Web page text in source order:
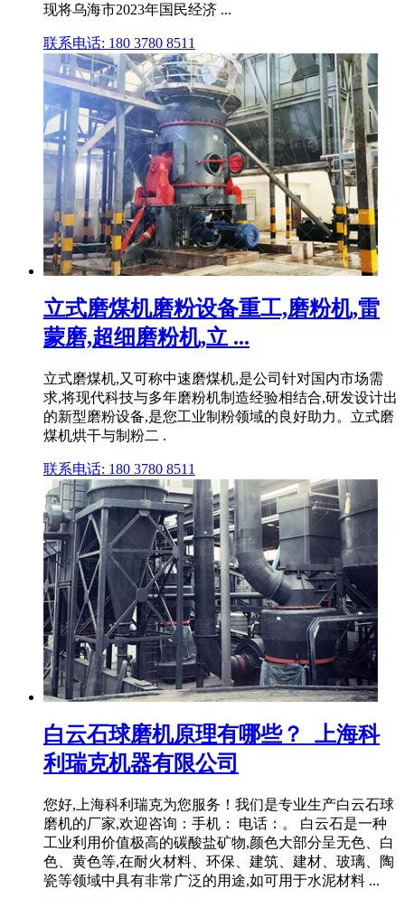
现将乌海市2023年国民经济 ...
联系电话: 180 3780 8511
立式磨煤机磨粉设备重工,磨粉机,雷
蒙磨,超细磨粉机,立 ...
立式磨煤机,又可称中速磨煤机,是公司针对国内市场需
求,将现代科技与多年磨粉机制造经验相结合,研发设计出
的新型磨粉设备,是您工业制粉领域的良好助力。立式磨
煤机烘干与制粉二 .
联系电话: 180 3780 8511
白云石球磨机原理有哪些？_上海科
利瑞克机器有限公司
您好,上海科利瑞克为您服务！我们是专业生产白云石球
磨机的厂家,欢迎咨询：手机： 电话：。 白云石是一种
工业利用价值极高的碳酸盐矿物,颜色大部分呈无色、白
色、黄色等,在耐火材料、环保、建筑、建材、玻璃、陶
瓷等领域中具有非常广泛的用途,如可用于水泥材料 ...